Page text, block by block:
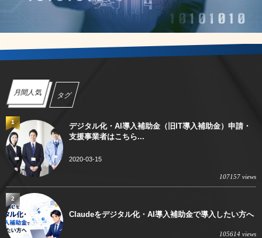
月間人気 タグ
デジタル化・AI導入補助金（旧IT導入補助金）申請・
支援事業者はこちら...
2020-03-15
107157 views
1
Claudeをデジタル化・AI導入補助金で導入したい方へ
105614 views
2